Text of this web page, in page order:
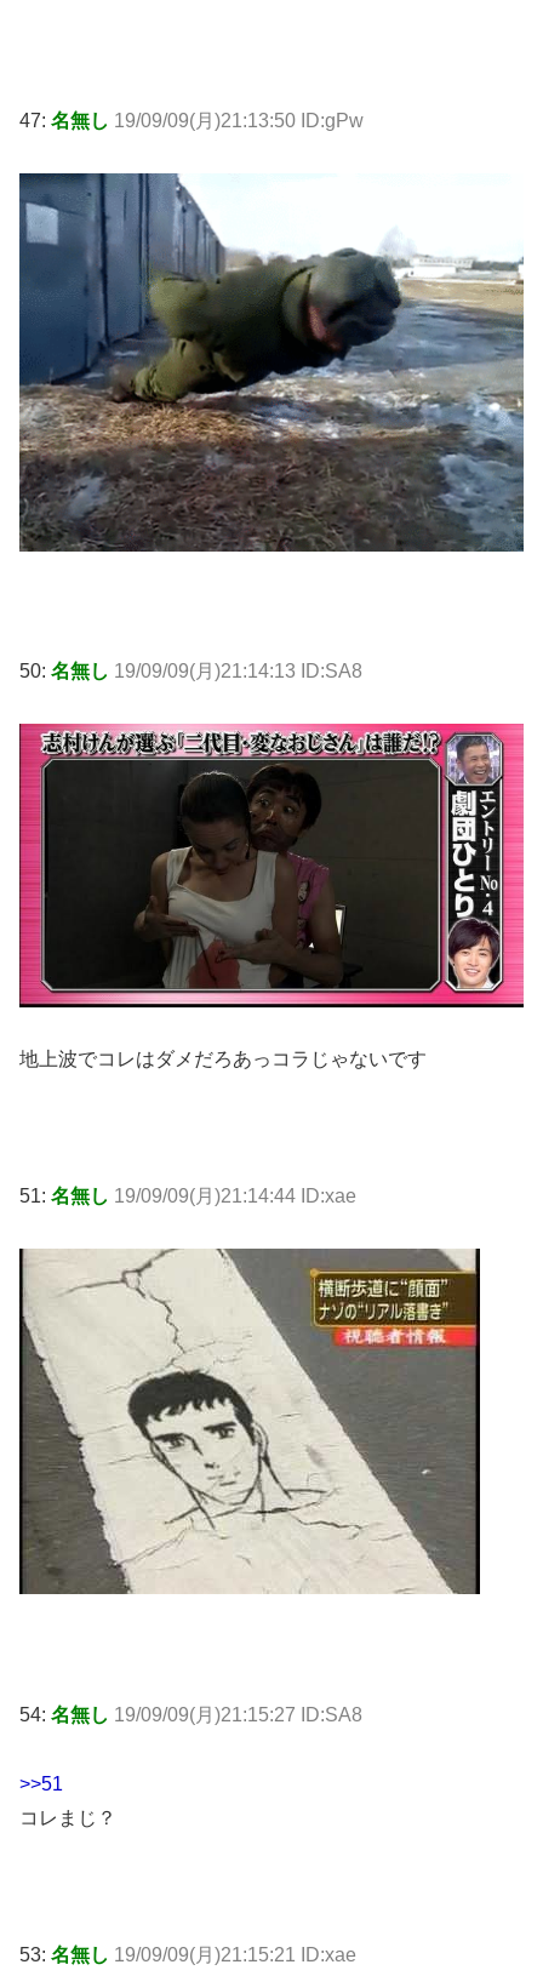
47: 名無し 19/09/09(月)21:13:50 ID:gPw
50: 名無し 19/09/09(月)21:14:13 ID:SA8
地上波でコレはダメだろあっコラじゃないです
51: 名無し 19/09/09(月)21:14:44 ID:xae
54: 名無し 19/09/09(月)21:15:27 ID:SA8
>>51
コレまじ？
53: 名無し 19/09/09(月)21:15:21 ID:xae